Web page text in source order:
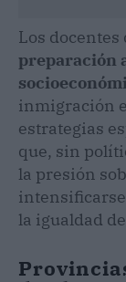
Los docentes
preparación
inmigración
estrategias
que, sin
la presión
la igualdad